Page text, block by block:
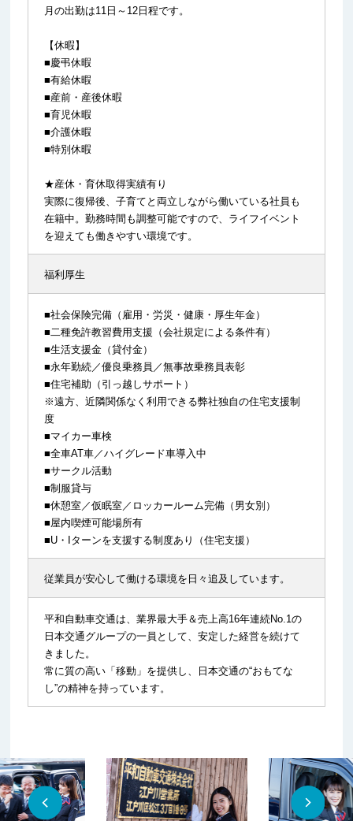
月の出勤は11日～12日程です。
【休暇】
■慶弔休暇
■有給休暇
■産前・産後休暇
■育児休暇
■介護休暇
■特別休暇
★産休・育休取得実績有り
実際に復帰後、子育てと両立しながら働いている社員も
在籍中。勤務時間も調整可能ですので、ライフイベント
を迎えても働きやすい環境です。
福利厚生
■社会保険完備（雇用・労災・健康・厚生年金）
■二種免許教習費用支援（会社規定による条件有）
■生活支援金（貸付金）
■永年勤続／優良乗務員／無事故乗務員表彰
■住宅補助（引っ越しサポート）
※遠方、近隣関係なく利用できる弊社独自の住宅支援制
度
■マイカー車検
■全車AT車／ハイグレード車導入中
■サークル活動
■制服貸与
■休憩室／仮眠室／ロッカールーム完備（男女別）
■屋内喫煙可能場所有
■U・Iターンを支援する制度あり（住宅支援）
従業員が安心して働ける環境を日々追及しています。
平和自動車交通は、業界最大手＆売上高16年連続No.1の
日本交通グループの一員として、安定した経営を続けて
きました。
常に質の高い「移動」を提供し、日本交通の“おもてな
し”の精神を持っています。